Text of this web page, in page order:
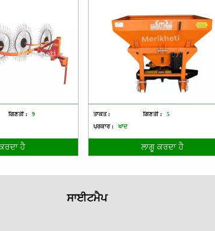
ਗਿਣਤੀ :
9
ਹੈ
ਤਾਕਤ : ਗਿਣਤੀ :
5
ਪ੍ਰਕਾਰ :
ਖਾਦ
ਲਾਗੂ ਕਰਦਾ ਹੈ
ਸਾਈਟਮੈਪ